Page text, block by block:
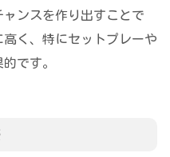
ンスを作り出すことで
く、特にセットプレーや
です。